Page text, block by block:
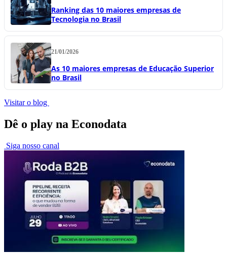
Ranking das 10 maiores empresas de
Tecnologia no Brasil
21/01/2026
As 10 maiores empresas de Educação Superior
no Brasil
Visitar o blog
Dê o play na Econodata
Siga nosso canal